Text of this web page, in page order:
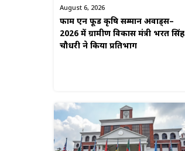
August 6, 2026
फार्म एन फूड कृषि सम्मान अवार्ड्स–
2026 में ग्रामीण विकास मंत्री भरत सिंह
चौधरी ने किया प्रतिभाग